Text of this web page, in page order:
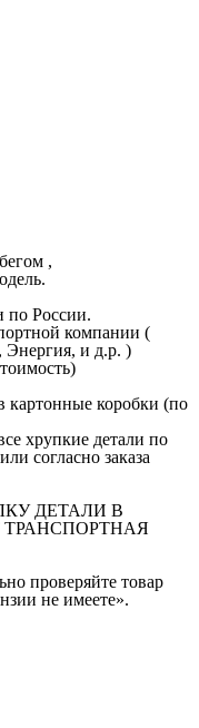
,
по России.
компании (
и д.р. )
картонные коробки (по
хрупкие детали по
согласно заказа
ДЕТАЛИ В
проверяйте товар
не имеете».